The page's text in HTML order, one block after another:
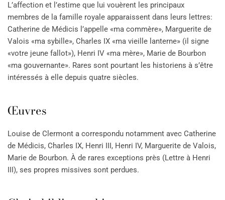
L’affection et l’estime que lui vouèrent les principaux
membres de la famille royale apparaissent dans leurs lettres:
Catherine de Médicis l’appelle «ma commère», Marguerite de
Valois «ma sybille», Charles IX «ma vieille lanterne» (il signe
«votre jeune fallot»), Henri IV «ma mère», Marie de Bourbon
«ma gouvernante». Rares sont pourtant les historiens à s’être
intéressés à elle depuis quatre siècles.
Œuvres
Louise de Clermont a correspondu notamment avec Catherine
de Médicis, Charles IX, Henri III, Henri IV, Marguerite de Valois,
Marie de Bourbon. À de rares exceptions près (Lettre à Henri
III), ses propres missives sont perdues.